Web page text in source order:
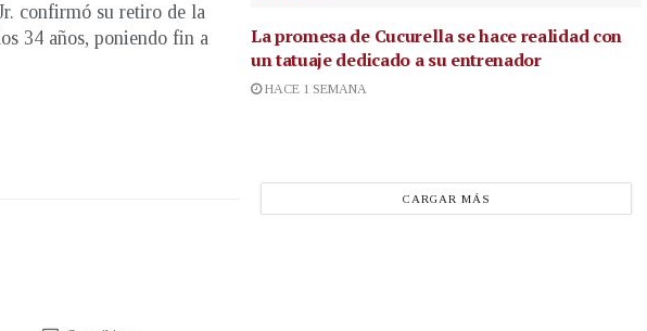
confirmó su retiro de la
34 años, poniendo fin a
La promesa de Cucurella se hace realidad con
un tatuaje dedicado a su entrenador
HACE 1 SEMANA
CARGAR MÁS